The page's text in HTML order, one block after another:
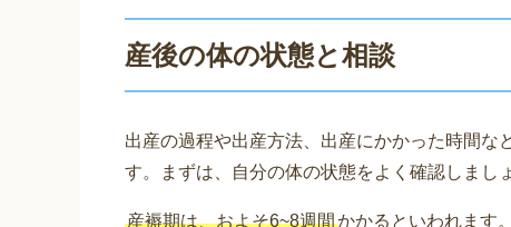
産後の体の状態と相談
出産の過程や出産方法、出産にかかった時間な
す。まずは、自分の体の状態をよく確認しまし
産褥期は、およそ6~8週間かかるといわれます